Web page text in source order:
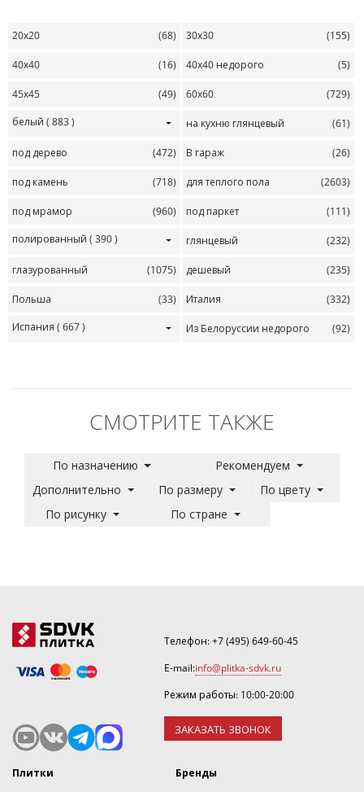
20х20 (68) 30х30 (155)
40х40 (16) 40х40 недорого (5)
45х45 (49) 60х60
(729)
белый ( 883 ) на кухню глянцевый (61)
под дерево (472) В гараж (26)
под камень (718) для теплого пола (2603)
под мрамор (960) под паркет
(111)
полированный ( 390 ) глянцевый (232)
глазурованный (1075) дешевый (235)
Польша (33) Италия
(332)
Испания ( 667 ) Из Белоруссии недорого (92)
СМОТРИТЕ ТАКЖЕ
По назначению
Рекомендуем
Дополнительно
По размеру
По цвету
По рисунку
По стране
Телефон:+7 (495) 649-60-45
E-mail:info@plitka-sdvk.ru
Режим работы: 10:00-20:00
ЗАКАЗАТЬ ЗВОНОК
Плитки
Бренды